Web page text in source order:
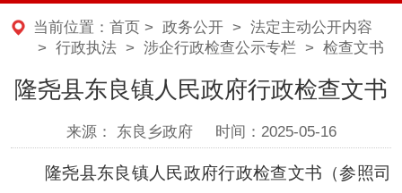
当前位置： 首页 > 政务公开> 法定主动公开内容
> 行政执法 > 涉企行政检查公示专栏 > 检查文书
隆尧县东良镇人民政府行政检查文书
来源： 东良乡政府 时间：2025-05-16
隆尧县东良镇人民政府行政检查文书（参照司